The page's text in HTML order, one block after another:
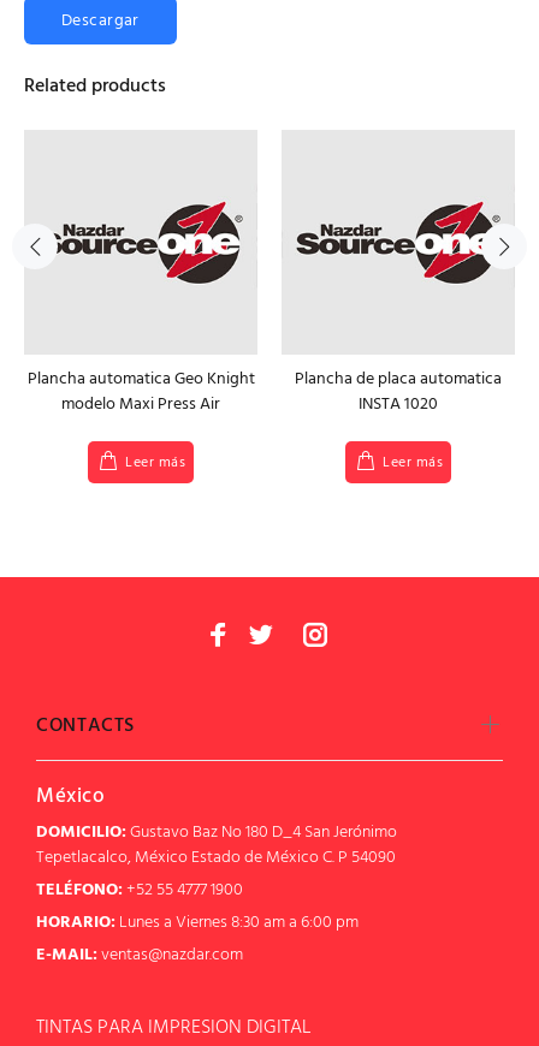
Descargar
Related products
Plancha automatica Geo Knight
modelo Maxi Press Air
Leer más
Plancha de placa automatica
INSTA 1020
Leer más
CONTACTS
México
DOMICILIO:Gustavo Baz No 180 D_4 San Jerónimo
Tepetlacalco, México Estado de México C. P 54090
TELÉFONO:+52 55 4777 1900
HORARIO: Lunes a Viernes 8:30 am a 6:00 pm
E-MAIL:ventas@nazdar.com
TINTAS PARA IMPRESION DIGITAL